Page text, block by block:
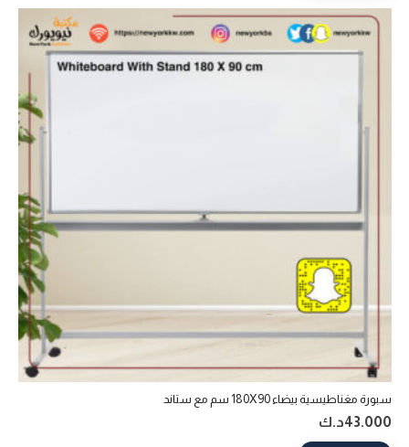
سبورة مغناطيسية بيضاء 180X90 سم مع ستاند
43.000د.ك